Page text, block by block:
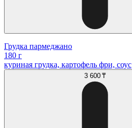
Грудка пармеджано
180 г
куриная грудка, картофель фри, соус
3 600 ₸